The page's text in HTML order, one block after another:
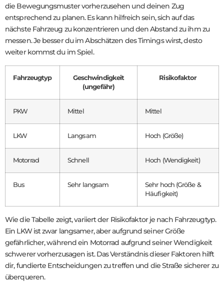
die Bewegungsmuster vorherzusehen und deinen Zug
entsprechend zu planen. Es kann hilfreich sein, sich auf das
nächste Fahrzeug zu konzentrieren und den Abstand zu ihm zu
messen. Je besser du im Abschätzen des Timings wirst, desto
weiter kommst du im Spiel.
Fahrzeugtyp
Geschwindigkeit
(ungefähr)
Risikofaktor
PKW Mittel Mittel
LKW Langsam Hoch (Größe)
Motorrad Schnell Hoch (Wendigkeit)
Bus Sehr langsam
Sehr hoch (Größe &
Häufigkeit)
Wie die Tabelle zeigt, variiert der Risikofaktor je nach Fahrzeugtyp.
Ein LKW ist zwar langsamer, aber aufgrund seiner Größe
gefährlicher, während ein Motorrad aufgrund seiner Wendigkeit
schwerer vorherzusagen ist. Das Verständnis dieser Faktoren hilft
dir, fundierte Entscheidungen zu treffen und die Straße sicherer zu
überqueren.